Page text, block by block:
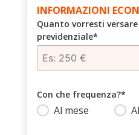
INFORMAZIONI
Quanto vorresti
previdenziale*
Con che frequenza?*
Al mese